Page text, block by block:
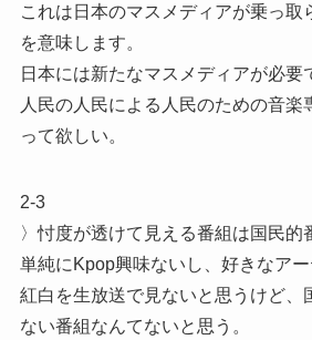
これは日本のマスメディアが乗っ取
を意味します。
日本には新たなマスメディアが必要
人民の人民による人民のための音楽
って欲しい。
2-3
〉忖度が透けて見える番組は国民的
単純にKpop興味ないし、好きなア
紅白を生放送で見ないと思うけど、
ない番組なんてないと思う。